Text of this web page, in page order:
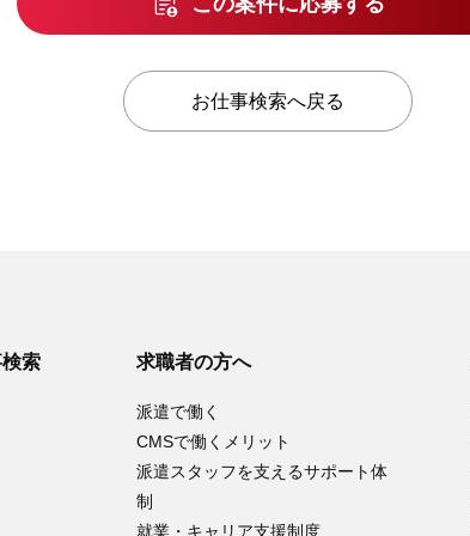
お仕事検索へ戻る
索 求職者の方へ
派遣で働く
CMSで働くメリット
派遣スタッフを支えるサポート体
制
就業・キャリア支援制度